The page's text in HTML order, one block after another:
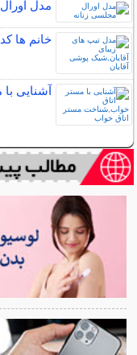
مدل
خانم ها
آشنایی